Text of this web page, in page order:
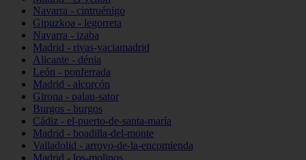
Navarra - cintruénigo
Gipuzkoa - legorreta
Navarra - izaba
Madrid - rivas-vaciamadrid
Alicante - dénia
León - ponferrada
Madrid - alcorcón
Girona - palau-sator
Burgos - burgos
Cádiz - el-puerto-de-santa-maría
Madrid - boadilla-del-monte
Valladolid - arroyo-de-la-encomienda
Madrid - los-molinos